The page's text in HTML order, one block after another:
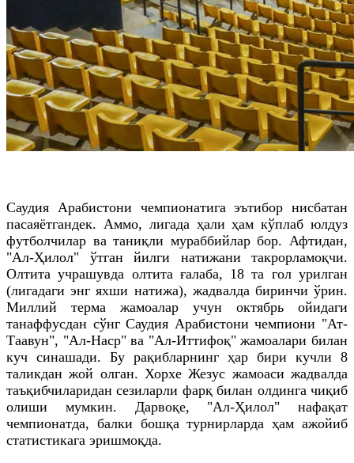
Саудия Арабистони чемпионатига эътибор нисбатан
пасаяётгандек. Аммо, лигада ҳали ҳам кўплаб юлдуз
футболчилар ва таниқли мураббийлар бор. Афтидан,
"Ал-Ҳилол" ўтган йилги натижани такрорламоқчи.
Олтита учрашувда олтита ғалаба, 18 та гол урилган
(лигадаги энг яхши натижа), жадвалда биринчи ўрин.
Миллий терма жамоалар учун октябрь ойидаги
танаффусдан сўнг Саудия Арабистони чемпиони "Ат-
Таавун", "Ал-Наср" ва "Ал-Иттифоқ" жамоалари билан
куч синашади. Бу рақибларнинг ҳар бири кучли 8
таликдан жой олган. Хорхе Жезус жамоаси жадвалда
таъқибчиларидан сезиларли фарқ билан олдинга чиқиб
олиши мумкин. Дарвоқе, "Ал-Ҳилол" нафақат
чемпионатда, балки бошқа турнирларда ҳам ажойиб
статистикага эришмоқда.